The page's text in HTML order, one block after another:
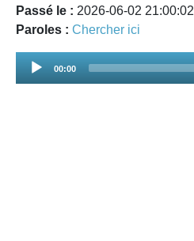
Passé le : 2026-06-02 21:00:02
Paroles : Chercher ici
Audio
00:00